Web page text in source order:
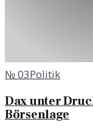
№03Politik
Dax unter
Börsenlage